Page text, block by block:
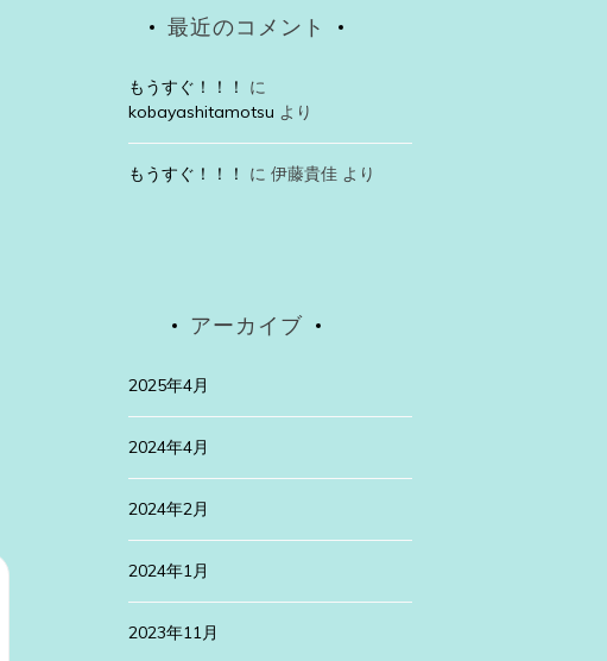
2024年1月29日 3年
最近のコメント
もうすぐ！！！
に
kobayashitamotsu より
もうすぐ！！！ に伊藤貴佳 より
アーカイブ
2025年4月
2024年4月
2024年2月
2024年1月
2023年11月